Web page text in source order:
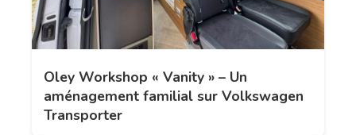
Oley Workshop « Vanity » – Un
aménagement familial sur Volkswagen
Transporter